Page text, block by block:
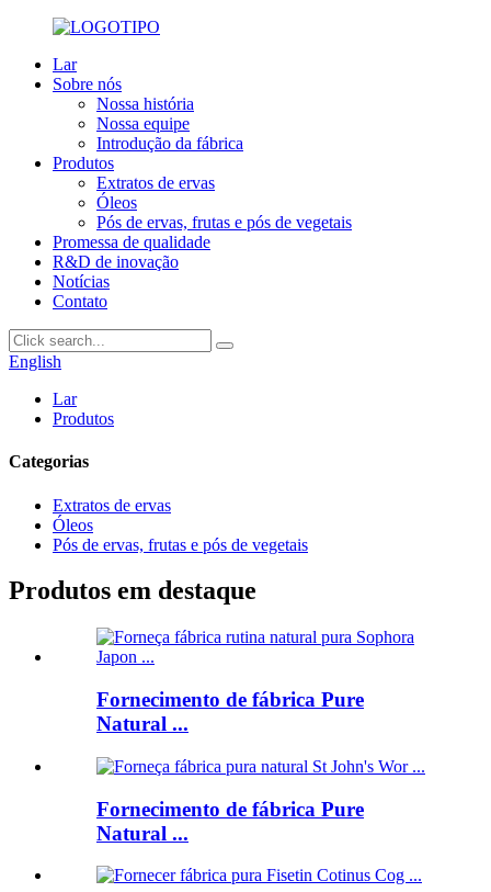
Lar
Sobre nós
Nossa história
Nossa equipe
Introdução da fábrica
Produtos
Extratos de ervas
Óleos
Pós de ervas, frutas e pós de vegetais
Promessa de qualidade
R&D de inovação
Notícias
Contato
English
Lar
Produtos
Categorias
Extratos de ervas
Óleos
Pós de ervas, frutas e pós de vegetais
Produtos em destaque
Fornecimento de fábrica Pure
Natural ...
Fornecimento de fábrica Pure
Natural ...